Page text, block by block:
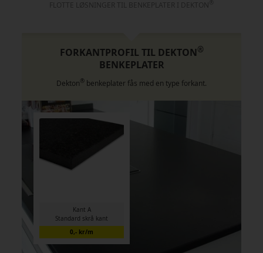
Kant A
Standard skrå kant
0,- kr/m
FORKANTPROFIL TIL DEKTON®
BENKEPLATER
Dekton ® benkeplater fås med en type forkant.